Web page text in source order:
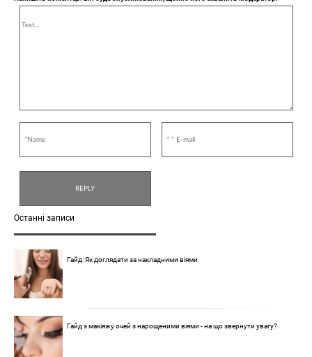
Останні записи
Гайд: Як доглядати за накладними віями
Гайд з макіяжу очей з нарощеними віями - на що звернути увагу?